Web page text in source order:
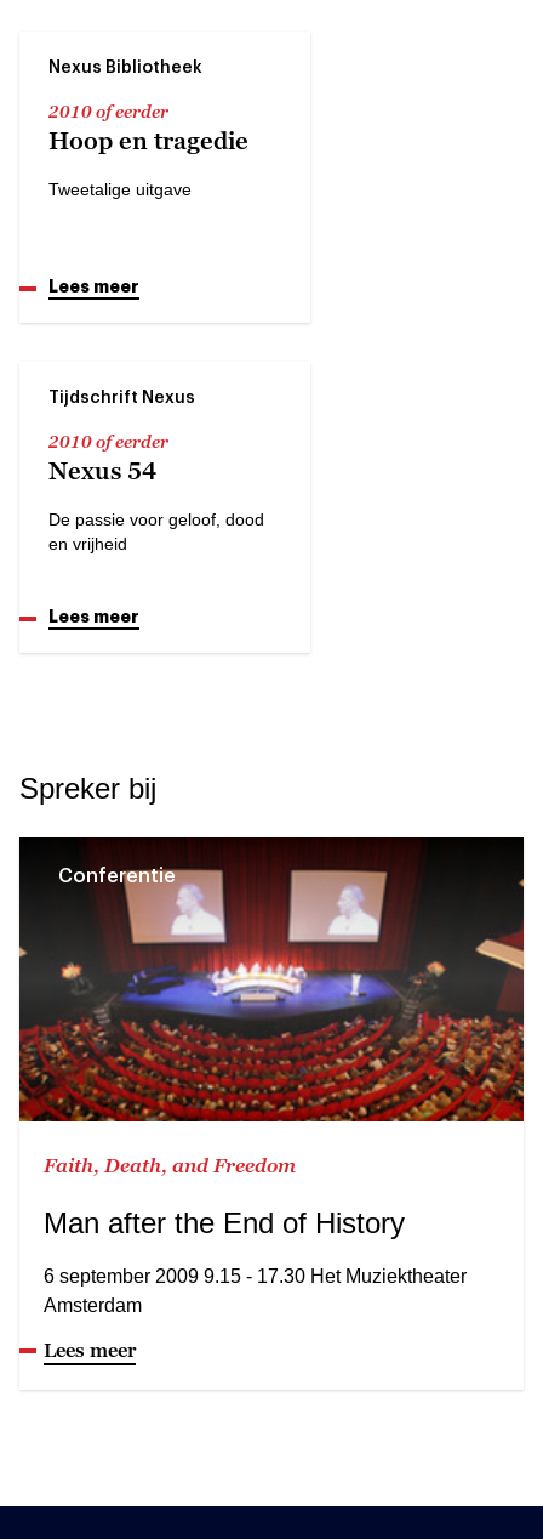
Nexus Bibliotheek
2010 of eerder
Hoop en tragedie
Tweetalige uitgave
Lees meer
Tijdschrift Nexus
2010 of eerder
Nexus 54
De passie voor geloof, dood
en vrijheid
Lees meer
Spreker bij
Conferentie
Faith, Death, and Freedom
Man after the End of History
6 september 2009 9.15 - 17.30 Het Muziektheater
Amsterdam
Lees meer